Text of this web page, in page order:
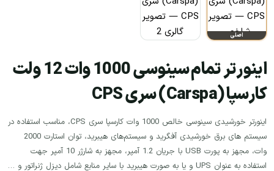
اصلی
اینورتر تمام سینوسی 1000 وات 12 ولت
کارسپا (Carspa) سری CPS
اینورتر خورشیدی سینوسی خالص 1000 وات کارسپا سری CPS، مناسب استفاده در
سیستم های برق خورشیدی آفگرید و سیستم‌های هیبرید، توان استارت 2000
وات، مجهز به پورت USB با جریان 1.2 آمپر، مجهز به شارژر 10 آمپر جهت
استفاده به عنوان UPS و یا به صورت هیبرید با سایر منابع شامل دیزل ژنراتور و …